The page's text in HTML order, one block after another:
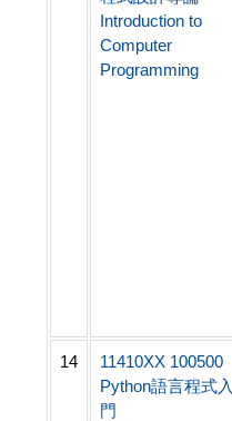
Introduction to
Computer
Programming
14
11410XX 100500
Python語言程式入
門